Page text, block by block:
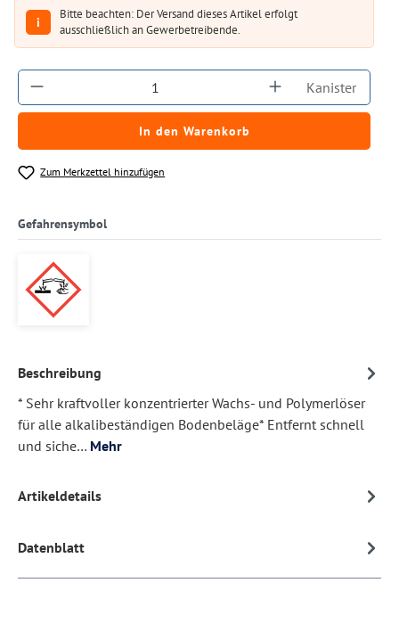
i
Bitte beachten: Der Versand dieses Artikel erfolgt
ausschließlich an Gewerbetreibende.
Produkt Anzahl: Gib den gewünschten
Kanister
In den Warenkorb
Zum Merkzettel hinzufügen
Gefahrensymbol
Beschreibung
* Sehr kraftvoller konzentrierter Wachs- und Polymerlöser
für alle alkalibeständigen Bodenbeläge* Entfernt schnell
und siche… Mehr
Artikeldetails
Datenblatt